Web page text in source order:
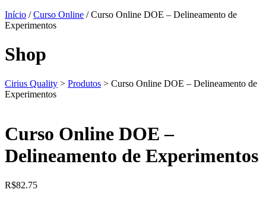
Início /Curso Online / Curso Online DOE – Delineamento de
Experimentos
Shop
Cirius Quality > Produtos > Curso Online DOE – Delineamento de
Experimentos
Curso Online DOE –
Delineamento de Experimentos
R$82.75